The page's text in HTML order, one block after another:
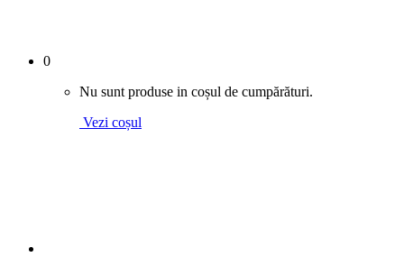
0
Nu sunt produse in coșul de cumpărături.
Vezi coșul